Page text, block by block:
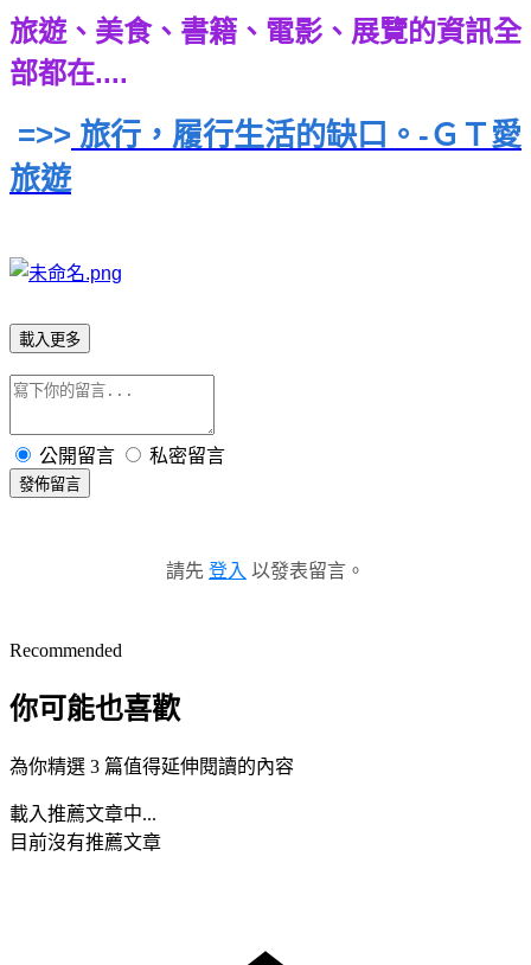
旅遊、美食、書籍、電影、展覽的資訊全
部都在....
=>> 旅行，履行生活的缺口。-ＧＴ愛
旅遊
載入更多
公開留言 私密留言
發佈留言
請先 登入 以發表留言。
Recommended
你可能也喜歡
為你精選 3 篇值得延伸閱讀的內容
載入推薦文章中...
目前沒有推薦文章